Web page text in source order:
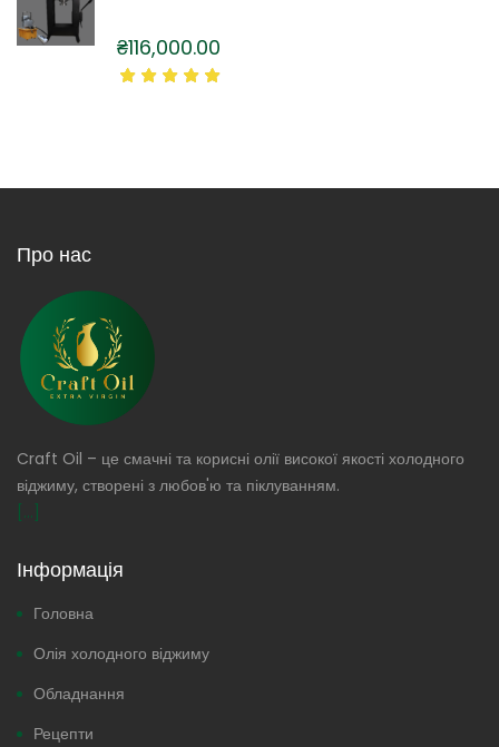
₴116,000.00
Про нас
Craft Oil – це смачні та корисні олії високої якості холодного
віджиму, створені з любов'ю та піклуванням.
[...]
Інформація
Головна
Олія холодного віджиму
Обладнання
Рецепти